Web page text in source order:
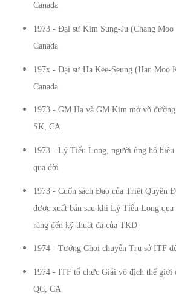
Canada
1973 - Đại sư Kim Sung-Ju (Chang Moo
Canada
197x - Đại sư Ha Kee-Seung (Han Moo
Canada
1973 - GM Ha và GM Kim mở võ
SK, CA
1973 - Lý Tiểu Long, người ủng hộ hiệu
qua đời
1973 - Cuốn sách Đạo của Triệt Quyền
được xuất bản sau khi Lý Tiểu Long
ràng đến kỹ thuật đá của TKD
1974 - Tướng Choi chuyển Trụ sở ITF
1974 - ITF tổ chức Giải vô địch thế giới
QC, CA